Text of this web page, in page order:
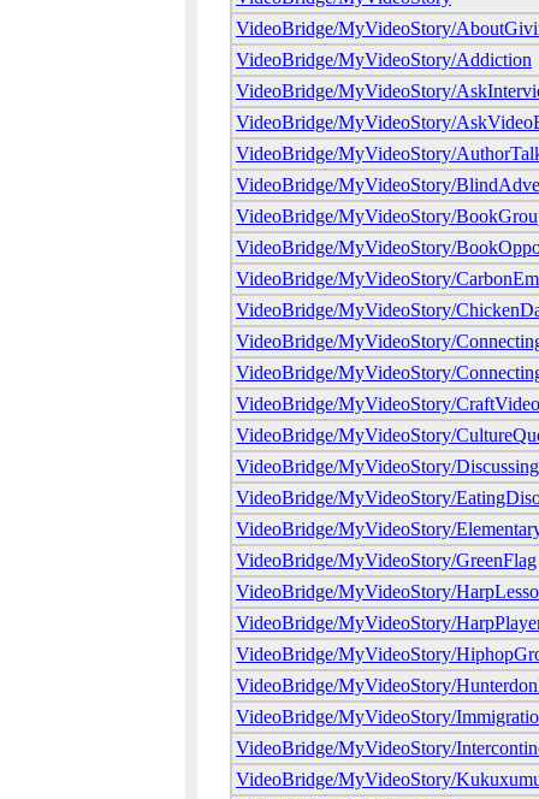
VideoBridge/MyVideoStory/
VideoBridge/MyVideoStory/Addiction
VideoBridge/MyVideoStory/
VideoBridge/MyVideoStory/
VideoBridge/MyVideoStory/
VideoBridge/MyVideoStory/
VideoBridge/MyVideoStory/
VideoBridge/MyVideoStory/
VideoBridge/MyVideoStory/
VideoBridge/MyVideoStory/
VideoBridge/MyVideoStory/
VideoBridge/MyVideoStory/
VideoBridge/MyVideoStory/CraftVideo
VideoBridge/MyVideoStory/
VideoBridge/MyVideoStory/
VideoBridge/MyVideoStory/
VideoBridge/MyVideoStory/
VideoBridge/MyVideoStory/GreenFlag
VideoBridge/MyVideoStory/
VideoBridge/MyVideoStory/
VideoBridge/MyVideoStory/
VideoBridge/MyVideoStory/
VideoBridge/MyVideoStory/
VideoBridge/MyVideoStory/
VideoBridge/MyVideoStory/